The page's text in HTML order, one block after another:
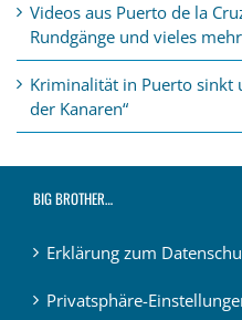
Videos aus Puerto de la
Rundgänge und vieles mehr
Kriminalität in Puerto sinkt
der Kanaren“
BIG BROTHER…
Erklärung zum
Privatsphäre-